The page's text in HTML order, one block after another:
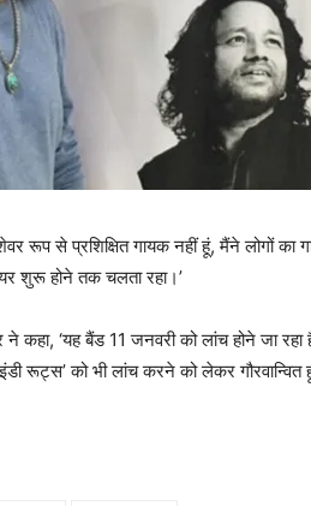
रूप से प्रशिक्षित गायक नहीं हूं, मैंने लोगों
शुरू होने तक चलता रहा।’
कहा, ‘यह बैंड 11 जनवरी को लांच होने जा
रूट्स’ को भी लांच करने को लेकर गौरवान्वित